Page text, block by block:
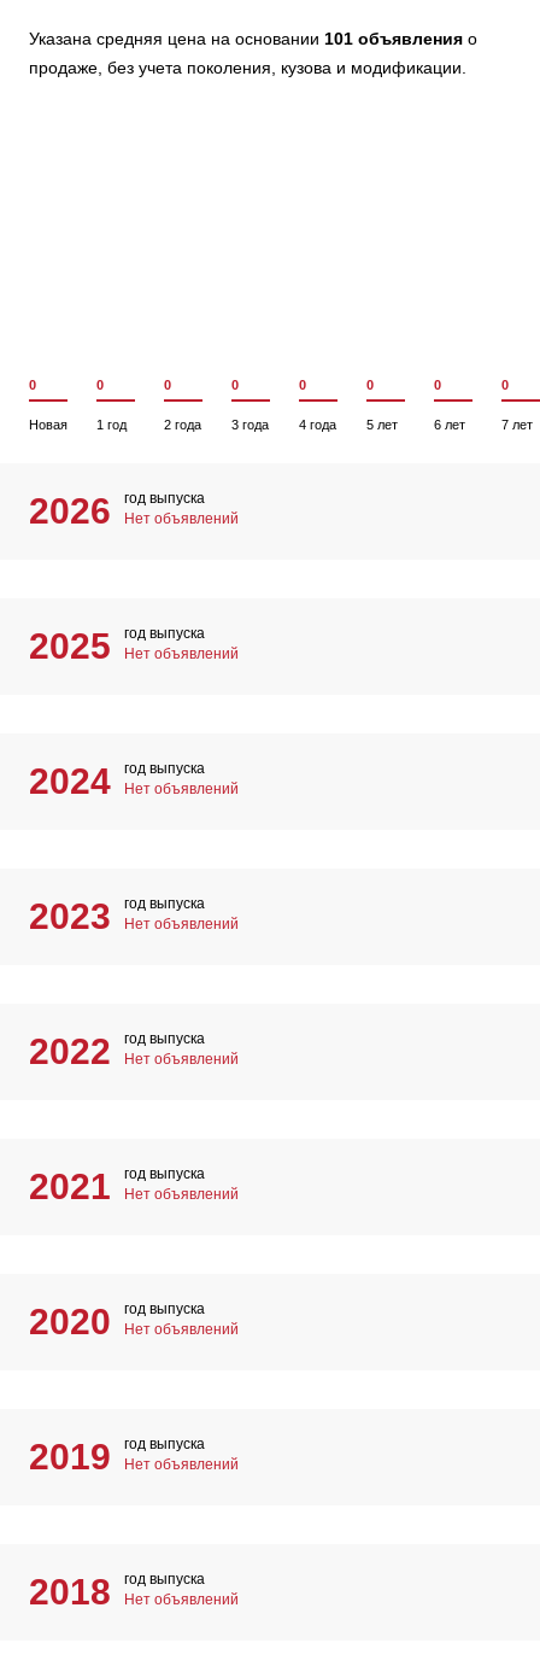
Указана средняя цена на основании 101 объявления о
продаже, без учета поколения, кузова и модификации.
0
Новая
0
1 год
0
2 года
0
3 года
0
4 года
0
5 лет
0
6 лет
0
7 лет
2026
год выпуска
Нет объявлений
2025
год выпуска
Нет объявлений
2024
год выпуска
Нет объявлений
2023
год выпуска
Нет объявлений
2022
год выпуска
Нет объявлений
2021
год выпуска
Нет объявлений
2020
год выпуска
Нет объявлений
2019
год выпуска
Нет объявлений
2018
год выпуска
Нет объявлений